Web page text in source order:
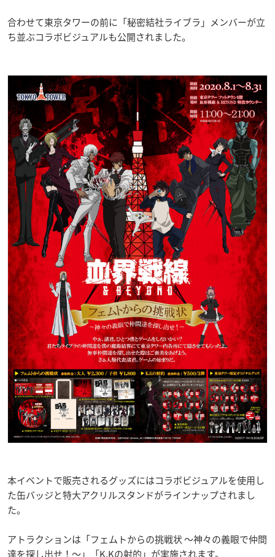
合わせて東京タワーの前に「秘密結社ライブラ」メンバーが立
ち並ぶコラボビジュアルも公開されました。
本イベントで販売されるグッズにはコラボビジュアルを使用し
た缶バッジと特大アクリルスタンドがラインナップされまし
た。
アトラクションは「フェムトからの挑戦状 ～神々の義眼で仲間
達を探し出せ！～」「K.Kの射的」が実施されます。